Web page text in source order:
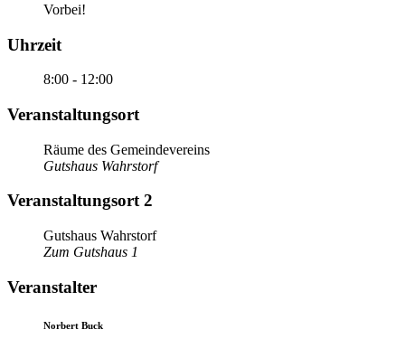
Vorbei!
Uhrzeit
8:00 - 12:00
Veranstaltungsort
Räume des Gemeindevereins
Gutshaus Wahrstorf
Veranstaltungsort 2
Gutshaus Wahrstorf
Zum Gutshaus 1
Veranstalter
Norbert Buck